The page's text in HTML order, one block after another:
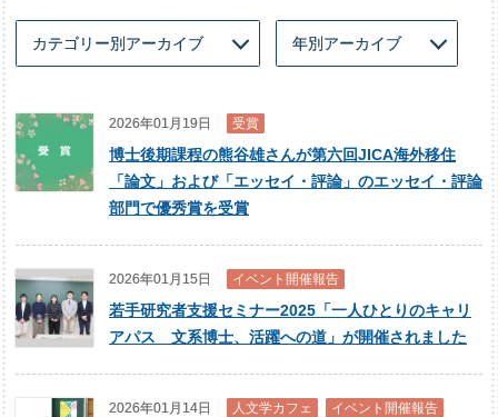
2026年01月19日 受賞
博士後期課程の熊谷雄さんが第六回JICA海外移住
「論文」および「エッセイ・評論」のエッセイ・評論
部門で優秀賞を受賞
2026年01月15日 イベント開催報告
若手研究者支援セミナー2025「一人ひとりのキャリ
アパス 文系博士、活躍への道」が開催されました
2026年01月14日 人文学カフェ イベント開催報告